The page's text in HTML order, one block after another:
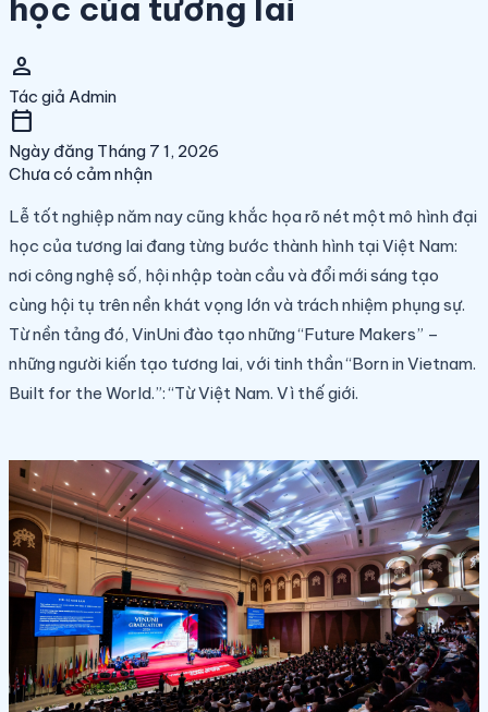
học của tương lai
person
Tác giả Admin
calendar_today
Ngày đăng Tháng 7 1, 2026
Chưa có cảm nhận
Lễ tốt nghiệp năm nay cũng khắc họa rõ nét một mô hình đại
học của tương lai đang từng bước thành hình tại Việt Nam:
nơi công nghệ số, hội nhập toàn cầu và đổi mới sáng tạo
cùng hội tụ trên nền khát vọng lớn và trách nhiệm phụng sự.
Từ nền tảng đó, VinUni đào tạo những “Future Makers” –
những người kiến tạo tương lai, với tinh thần “Born in Vietnam.
Built for the World.”: “Từ Việt Nam. Vì thế giới.